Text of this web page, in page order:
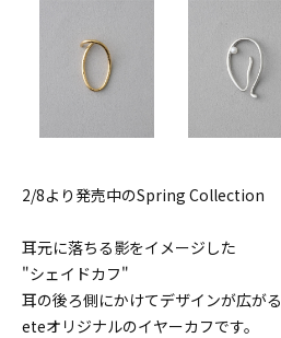
2/8より発売中のSpring Collection
耳元に落ちる影をイメージした
"シェイドカフ"
耳の後ろ側にかけてデザインが広がる
eteオリジナルのイヤーカフです。